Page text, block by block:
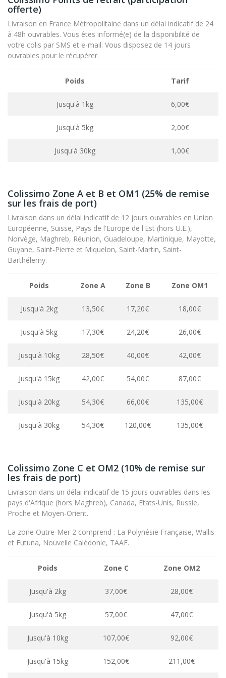
offerte)
Livraison en France Métropolitaine dans un délai indicatif de 24
à 48h ouvrables. Vous êtes informé(e) de la disponibilité de
votre colis par SMS et e-mail. Vous disposez de 14 jours
ouvrables pour le récupérer.
Poids Tarif
Jusqu'à 1kg 6,00€
Jusqu'à 5kg 2,00€
Jusqu'à 30kg 1,00€
Colissimo Zone A et B et OM1 (25% de remise
sur les frais de port)
Livraison dans un délai indicatif de 12 jours ouvrables en Union
Européenne, Suisse, Pays de l'Europe de l'Est (hors U.E.),
Norvège, Maghreb, Réunion, Guadeloupe, Martinique, Mayotte,
Guyane, Saint-Pierre et Miquelon, Saint-Martin, Saint-
Barthélemy.
Poids Zone A Zone B Zone OM1
Jusqu'à 2kg 13,50€ 17,20€ 18,00€
Jusqu'à 5kg 17,30€ 24,20€ 26,00€
Jusqu'à 10kg 28,50€ 40,00€ 42,00€
Jusqu'à 15kg 42,00€ 54,00€ 87,00€
Jusqu'à 20kg 54,30€ 66,00€ 135,00€
Jusqu'à 30kg 54,30€ 120,00€ 135,00€
Colissimo Zone C et OM2 (10% de remise sur
les frais de port)
Livraison dans un délai indicatif de 15 jours ouvrables dans les
pays d'Afrique (hors Maghreb), Canada, Etats-Unis, Russie,
Proche et Moyen-Orient.
La zone Outre-Mer 2 comprend : La Polynésie Française, Wallis
et Futuna, Nouvelle Calédonie, TAAF.
Poids Zone C Zone OM2
Jusqu'à 2kg 37,00€ 28,00€
Jusqu'à 5kg 57,00€ 47,00€
Jusqu'à 10kg 107,00€ 92,00€
Jusqu'à 15kg 152,00€ 211,00€